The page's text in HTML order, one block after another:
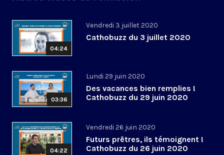
04:24
Vendredi 3 juillet 2020
Cathobuzz du 3 juillet 2020
03:36
Lundi 29 juin 2020
Des vacances bien remplies !
Cathobuzz du 29 juin 2020
04:22
Vendredi 26 juin 2020
Futurs prêtres, ils témoignent !
Cathobuzz du 26 juin 2020